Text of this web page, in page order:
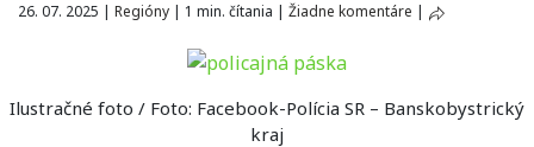
26. 07. 2025 | Regióny | 1 min. čítania | Žiadne komentáre |
Ilustračné foto / Foto: Facebook-Polícia SR – Banskobystrický
kraj